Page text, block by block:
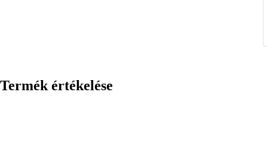
Termék értékelése